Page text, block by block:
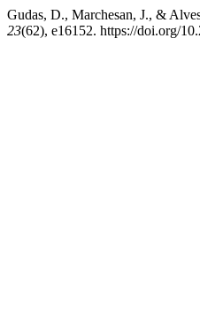
Gudas, D., Marchesan, J., &
23(62), e16152. https://doi.org/